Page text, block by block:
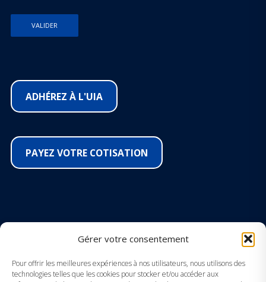
Gérer votre consentement
Pour offrir les meilleures expériences à nos utilisateurs, nous utilisons des
technologies telles que les cookies pour stocker et/ou accéder aux
ADHÉREZ À L'UIA
PAYEZ VOTRE COTISATION